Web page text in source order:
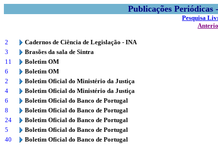
Publicações
Pesquisa
2
Cadernos de Ciência de Legislação - INA
3
Brasões da sala de Sintra
11
Boletim OM
6
Boletim OM
2
Boletim Oficial do Ministério da Justiça
4
Boletim Oficial do Ministério da Justiça
6
Boletim Oficial do Banco de Portugal
8
Boletim Oficial do Banco de Portugal
24
Boletim Oficial do Banco de Portugal
5
Boletim Oficial do Banco de Portugal
40
Boletim Oficial do Banco de Portugal